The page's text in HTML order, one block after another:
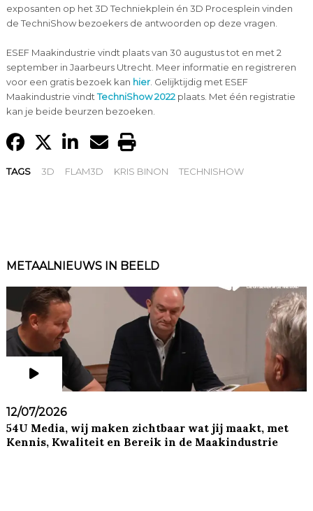
exposanten op het 3D Techniekplein én 3D Procesplein vinden
de TechniShow bezoekers de antwoorden op deze vragen.
ESEF Maakindustrie vindt plaats van 30 augustus tot en met 2
september in Jaarbeurs Utrecht. Meer informatie en registreren
voor een gratis bezoek kan hier. Gelijktijdig met ESEF
Maakindustrie vindtTechniShow 2022plaats. Met één registratie
kan je beide beurzen bezoeken.
TAGS 3D FLAM3D KRIS BINON TECHNISHOW
METAALNIEUWS IN BEELD
12/07/2026
54U Media, wij maken zichtbaar wat jij maakt, met
Kennis, Kwaliteit en Bereik in de Maakindustrie